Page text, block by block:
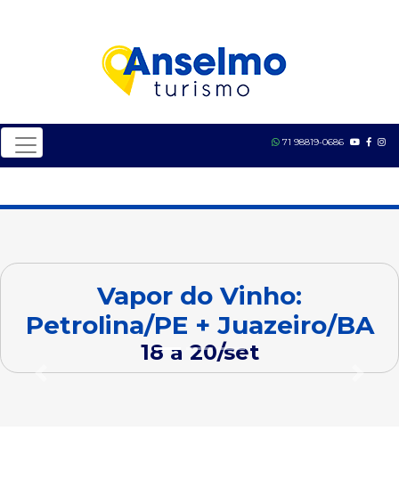
71 98819-0686
Vapor do Vinho:
Petrolina/PE + Juazeiro/BA
18 a 20/set